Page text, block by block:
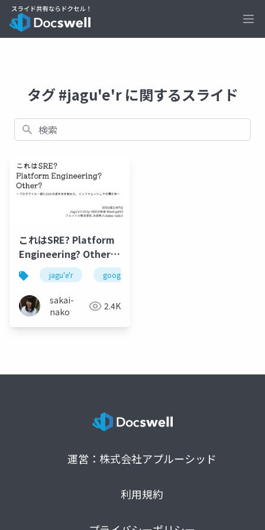
タグ #jagu'e'r に関するスライド
検索
これはSRE? Platform
Engineering? Other?
～プロダクトと一緒に
SREの道を歩き始め
た、インフラエンジニ
アの現在地～
jagu'e'r google cloud
sakai-
nako
2.4K
運営：株式会社アプルーシッド
利用規約